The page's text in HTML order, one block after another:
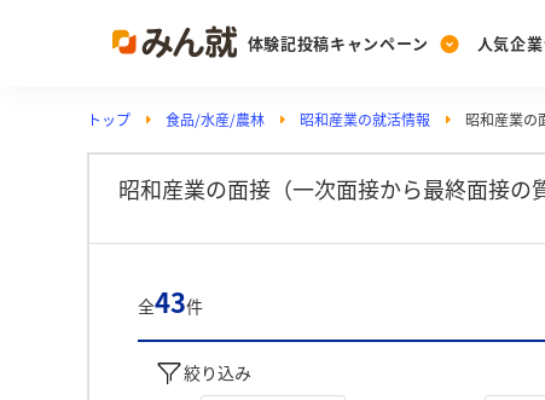
体験記投稿キャンペーン
Post
投稿する
人気企
Ranking
ランキングを見る
PickUp
注目の企業特集
動画で知ろう！業界
トップ 食品/水産/農林 昭和産業の就活情報 昭和産業の
昭和産業の面接（一次面接から最終面接の
全43件
絞り込み